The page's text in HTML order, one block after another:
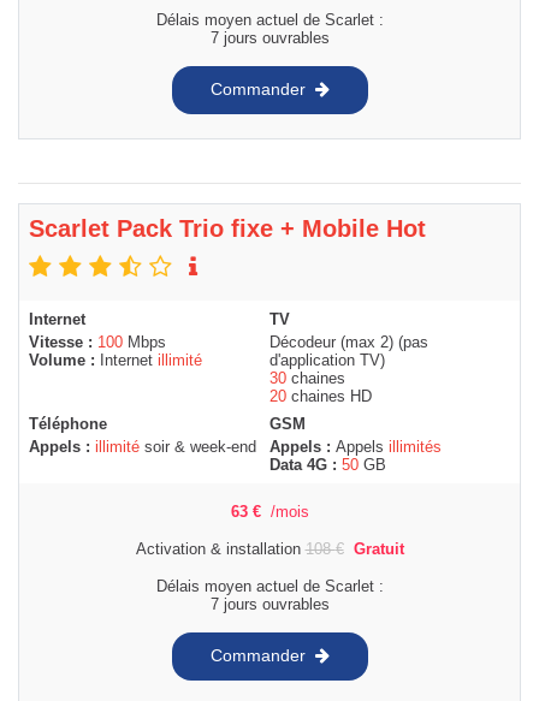
Délais moyen actuel de Scarlet :
7 jours ouvrables
Commander
Scarlet Pack Trio fixe + Mobile Hot
Internet
Vitesse : 100 Mbps
Volume :
Internet illimité
TV
Décodeur (max 2) (pas
d'application TV)
30 chaines
20 chaines HD
Téléphone
Appels : illimité soir & week-end
GSM
Appels : Appels illimités
Data 4G : 50 GB
63 € /mois
Activation & installation108€ Gratuit
Délais moyen actuel de Scarlet :
7 jours ouvrables
Commander